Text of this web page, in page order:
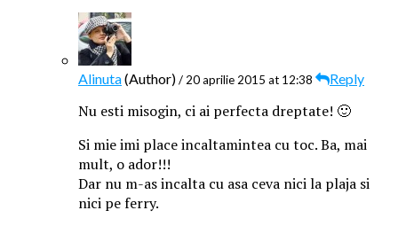
Alinuta(Author)/ 20 aprilie 2015 at 12:38 Reply
Nu esti misogin, ci ai perfecta dreptate! 🙂
Si mie imi place incaltamintea cu toc. Ba, mai
mult, o ador!!!
Dar nu m-as incalta cu asa ceva nici la plaja si
nici pe ferry.